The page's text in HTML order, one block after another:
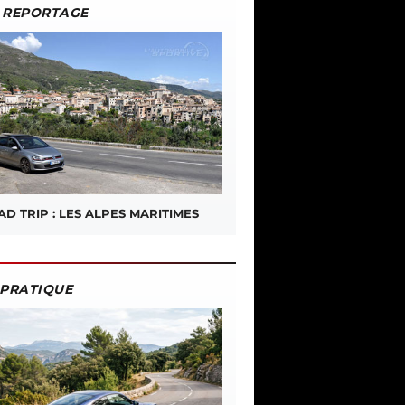
TRIP : LES ALPES MARITIMES